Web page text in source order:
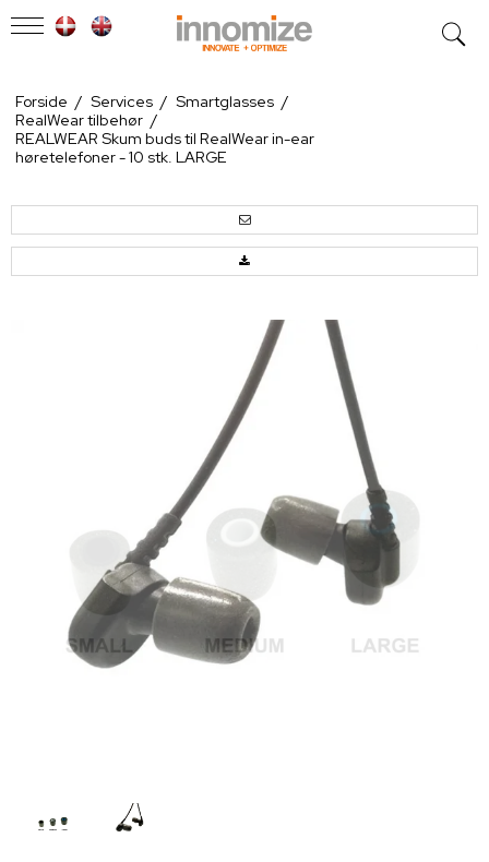
Forside / Services / Smartglasses /
RealWear tilbehør /
REALWEAR Skum buds til RealWear in-ear
høretelefoner - 10 stk. LARGE